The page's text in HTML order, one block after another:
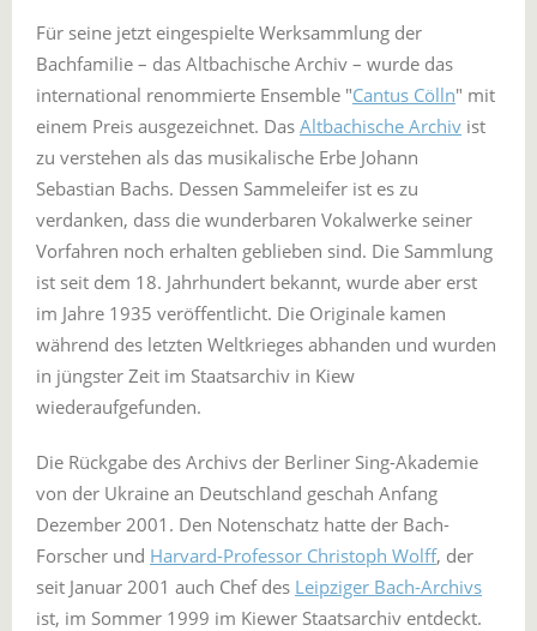
Für seine jetzt eingespielte Werksammlung der
Bachfamilie – das Altbachische Archiv – wurde das
international renommierte Ensemble "Cantus Cölln" mit
einem Preis ausgezeichnet. Das Altbachische Archiv ist
zu verstehen als das musikalische Erbe Johann
Sebastian Bachs. Dessen Sammeleifer ist es zu
verdanken, dass die wunderbaren Vokalwerke seiner
Vorfahren noch erhalten geblieben sind. Die Sammlung
ist seit dem 18. Jahrhundert bekannt, wurde aber erst
im Jahre 1935 veröffentlicht. Die Originale kamen
während des letzten Weltkrieges abhanden und wurden
in jüngster Zeit im Staatsarchiv in Kiew
wiederaufgefunden.
Die Rückgabe des Archivs der Berliner Sing-Akademie
von der Ukraine an Deutschland geschah Anfang
Dezember 2001. Den Notenschatz hatte der Bach-
Forscher und Harvard-Professor Christoph Wolff, der
seit Januar 2001 auch Chef des Leipziger Bach-Archivs
ist, im Sommer 1999 im Kiewer Staatsarchiv entdeckt.